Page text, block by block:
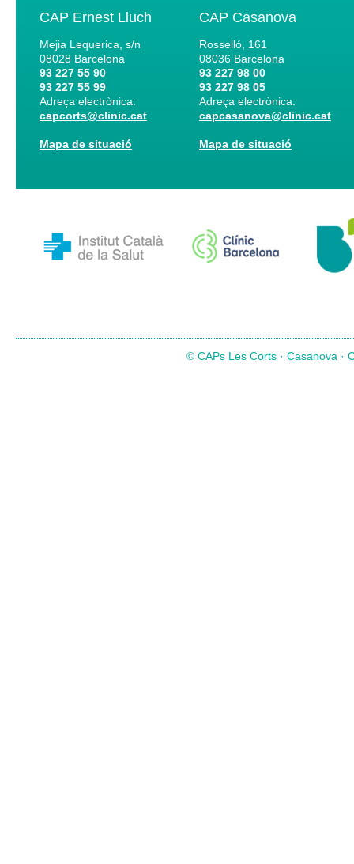
CAP Ernest Lluch
Mejia Lequerica, s/n
08028 Barcelona
93 227 55 90
93 227 55 99
Adreça electrònica:
capcorts@clinic.cat
Mapa de situació
CAP Casanova
Rosselló, 161
08036 Barcelona
93 227 98 00
93 227 98 05
Adreça electrònica:
capcasanova@clinic.cat
Mapa de situació
© CAPs Les Corts · Casanova ·